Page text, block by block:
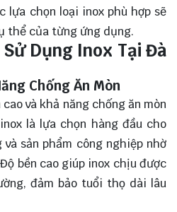
lựa chọn loại inox phù hợp sẽ
thể của từng ứng dụng.
Dụng Inox Tại Đà
Chống Ăn Mòn
và khả năng chống ăn mòn
là lựa chọn hàng đầu cho
sản phẩm công nghiệp nhờ
bền cao giúp inox chịu được
đảm bảo tuổi thọ dài lâu